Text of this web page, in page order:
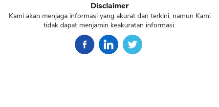
Disclaimer
Kami akan menjaga informasi yang akurat dan terkini, namun Kami
tidak dapat menjamin keakuratan informasi.